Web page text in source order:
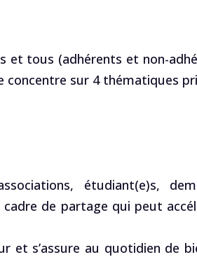
et tous (adhérents et non-
concentre sur 4 thématiques
étudiant(e)s,
de partage qui peut
et s’assure au quotidien de